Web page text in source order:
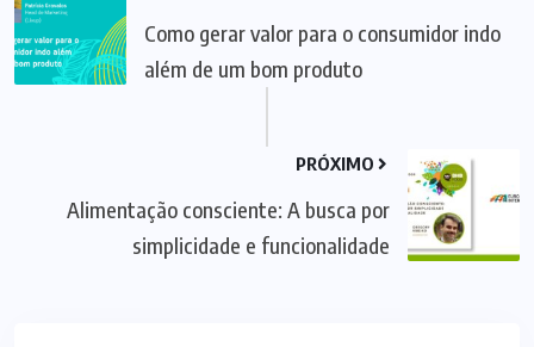
Como gerar valor para o consumidor indo
além de um bom produto
PRÓXIMO
Alimentação consciente: A busca por
simplicidade e funcionalidade